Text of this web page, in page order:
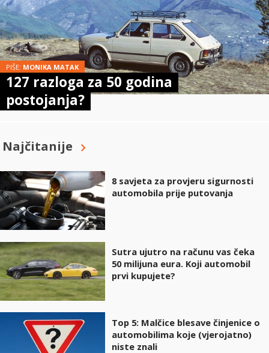
PIŠE: MONIKA MATAK
127 razloga za 50 godina
postojanja?
Najčitanije
8 savjeta za provjeru sigurnosti
automobila prije putovanja
Sutra ujutro na računu vas čeka
50 milijuna eura. Koji automobil
prvi kupujete?
Top 5: Malčice blesave činjenice o
automobilima koje (vjerojatno)
niste znali